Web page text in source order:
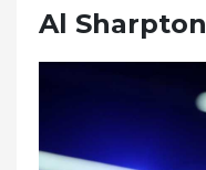
Al Sharpton